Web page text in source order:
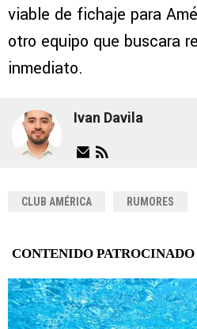
viable de fichaje para
otro equipo que buscara
inmediato.
Ivan Davila
CLUB AMÉRICA RUMORES